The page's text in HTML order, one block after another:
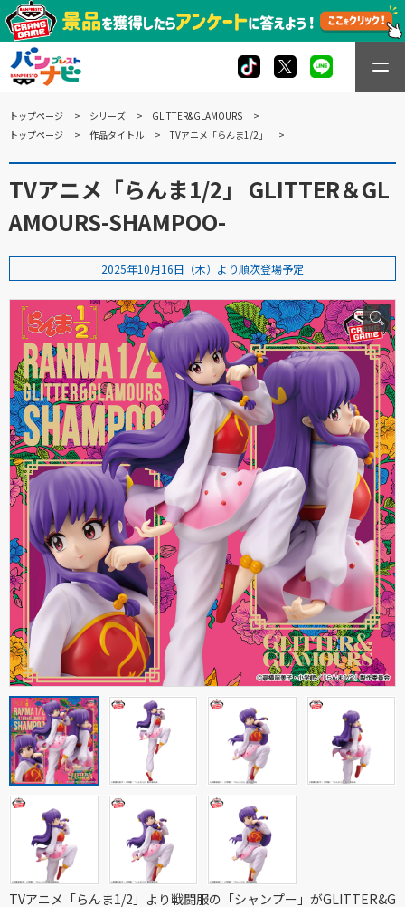
トップページ シリーズ
GLITTER&GLAMOURS
トップページ
作品タイトル TVアニメ「らんま1/2」
TVアニメ「らんま1/2」 GLITTER＆GL
AMOURS-SHAMPOO-
2025年10月16日（木）より順次登場予定
TVアニメ「らんま1/2」より戦闘服の「シャンプー」がGLITTER&G